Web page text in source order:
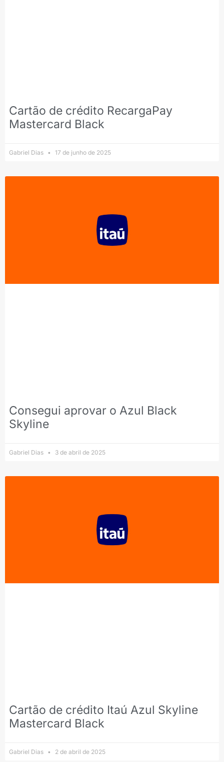
Cartão de crédito RecargaPay
Mastercard Black
Gabriel Dias 17 de junho de 2025
Consegui aprovar o Azul Black
Skyline
Gabriel Dias 3 de abril de 2025
Cartão de crédito Itaú Azul Skyline
Mastercard Black
Gabriel Dias 2 de abril de 2025